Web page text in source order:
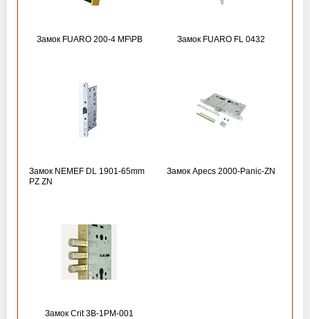
Замок FUARO 200-4 MF\РВ Замок FUARO FL 0432
Замок NEMEF DL 1901-65mm
PZ ZN
Замок Apecs 2000-Panic-ZN
Замок Crit 3B-1PM-001